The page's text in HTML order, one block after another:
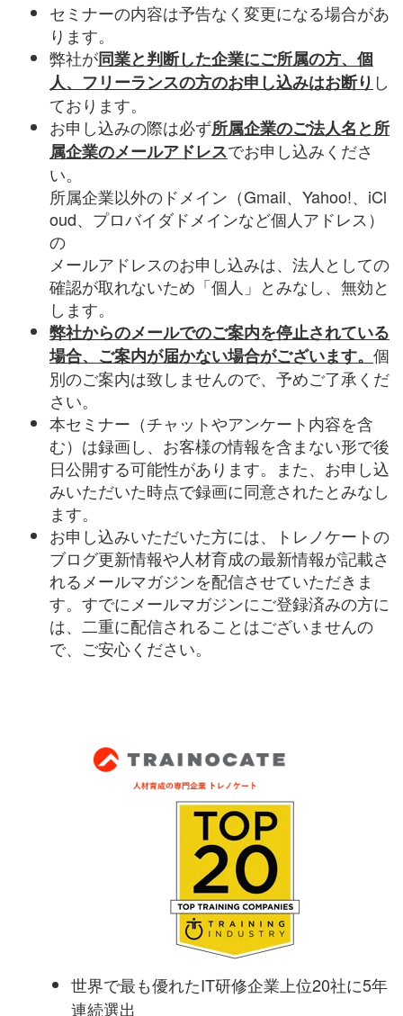
セミナーの内容は予告なく変更になる場合があ
ります。
弊社が同業と判断した企業にご所属の方、個
人、フリーランスの方のお申し込みはお断り し
ております。
お申し込みの際は必ず所属企業のご法人名と所
属企業のメールアドレスでお申し込みくださ
い。
所属企業以外のドメイン（Gmail、 Yahoo!、 iCl
oud、プロバイダドメインなど個人アドレス）
の
メールアドレスのお申し込みは、法人としての
確認が取れないため「個人」とみなし、無効と
します。
弊社からのメールでのご案内を停止されている
場合、ご案内が届かない場合がございます。 個
別のご案内は致しませんので、予めご了承くだ
さい。
本セミナー（チャットやアンケート内容を含
む）は録画し、お客様の情報を含まない形で後
日公開する可能性があります。また、お申し込
みいただいた時点で録画に同意されたとみなし
ます。
お申し込みいただいた方には、トレノケートの
ブログ更新情報や人材育成の最新情報が記載さ
れるメールマガジンを配信させていただきま
す。すでにメールマガジンにご登録済みの方に
は、二重に配信されることはございませんの
で、ご安心ください。
世界で最も優れたIT研修企業上位20社に5年
連続選出